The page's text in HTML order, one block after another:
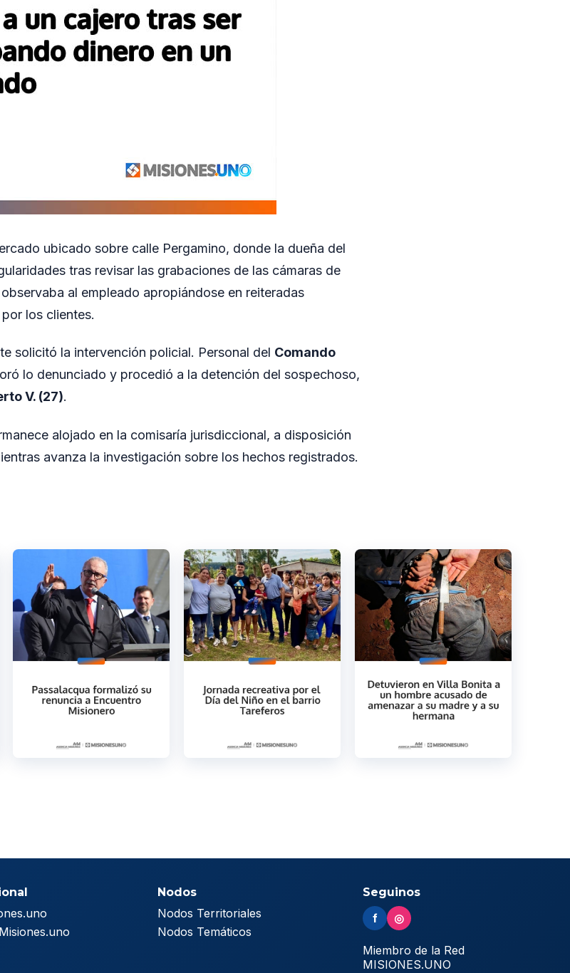
ubicado sobre calle Pergamino, donde la dueña del
tras revisar las grabaciones de las cámaras de
al empleado apropiándose en reiteradas
los clientes.
solicitó la intervención policial. Personal del Comando
lo denunciado y procedió a la detención del sospechoso,
V. (27).
alojado en la comisaría jurisdiccional, a disposición
avanza la investigación sobre los hechos registrados.
Nodos
Nodos Territoriales
Nodos Temáticos
Seguinos
f ◎
Miembro de la Red
MISIONES.UNO